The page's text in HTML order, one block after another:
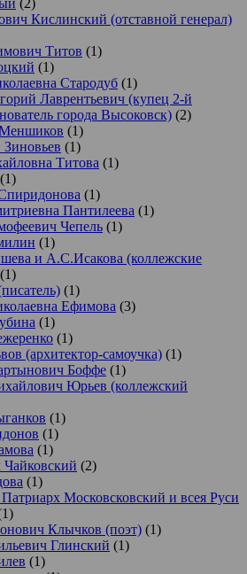
(2)
Кислинский (отставной генерал)
Титов (1)
(1)
Стародуб (1)
Лаврентьевич (купец 2-й
города Высоковск) (2)
(1)
(1)
Титова (1)
(1)
(1)
Пантилеева (1)
Чепель (1)
(1)
и А.С.Исакова (коллежские
(1)
(1)
Ефимова (3)
(1)
(1)
(архитектор-самоучка) (1)
Боффе (1)
Юрьев (коллежский
(1)
(1)
(1)
(2)
(1)
Московсковский и всея Руси
Клычков (поэт) (1)
Глинский (1)
(1)